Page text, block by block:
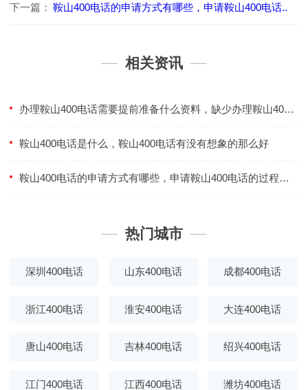
下一篇： 鞍山400电话的申请方式有哪些，申请鞍山400电话..
相关资讯
办理鞍山400电话需要提前准备什么资料，缺少办理鞍山400电话的资料还可以办理吗
鞍山400电话是什么，鞍山400电话有没有想象的那么好
鞍山400电话的申请方式有哪些，申请鞍山400电话的过程中需要重点注意什么
热门城市
深圳400电话 山东400电话 成都400电话
浙江400电话 淮安400电话 大连400电话
唐山400电话 吉林400电话 绍兴400电话
江门400电话 江西400电话 潍坊400电话